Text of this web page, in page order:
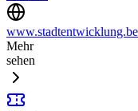
Mehr
sehen